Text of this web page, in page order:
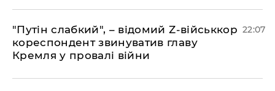
"Путін слабкий", – відомий Z-військкор
кореспондент звинуватив главу
Кремля у провалі війни
22:07